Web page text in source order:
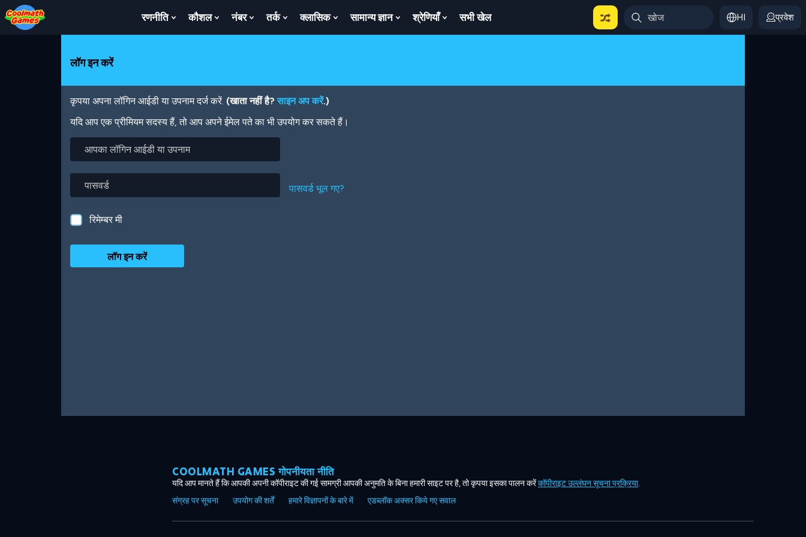
Skip
to
Top
Skip
to
Navigation
Skip
to
Main
Skip
to
Footer
Skip
to
main
रणनीति
Show
Submenu
कौशल
Show
Submenu
नंबर
Show
Submenu
तर्क
Show
Submenu
क्लासिक
Show
Submenu
सामान्य ज्ञान
Show
Submenu
श्रेणियाँ
Show
Submenu
सभी खेल HI प्रवेश
लॉग इन करें
कृपया अपना लॉगिन आईडी या उपनाम दर्ज करें. (खाता नहीं है?साइन अप करें.)
यदि आप एक प्रीमियम सदस्य हैं, तो आप अपने ईमेल पते का भी उपयोग कर सकते हैं।
लॉगिन
या
उपनाम
पासवर्ड भूल गए?
रिमेम्बर मी
COOLMATH GAMES गोपनीयता नीति
यदि आप मानते हैं कि आपकी अपनी कॉपीराइट की गई सामग्री आपकी अनुमति के बिना हमारी साइट पर है, तो कृपया इसका पालन करेंकॉपीराइट उल्लंघन सूचना प्रक्रिया.
संग्रह पर सूचना
उपयोग की शर्तें हमारे विज्ञापनों के बारे में एडब्लॉक अक्सर किये गए सवाल